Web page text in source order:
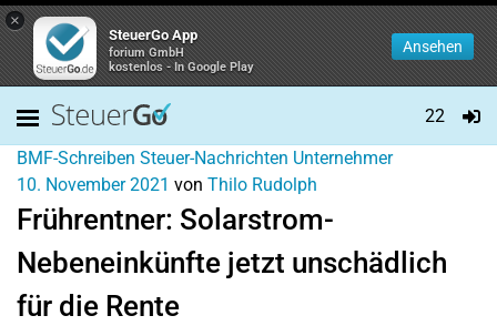
×
SteuerGo App
forium GmbH
kostenlos - In Google Play
Ansehen
22
BMF-Schreiben Steuer-Nachrichten Unternehmer
10. November 2021 von Thilo Rudolph
Frührentner: Solarstrom-
Nebeneinkünfte jetzt unschädlich
für die Rente